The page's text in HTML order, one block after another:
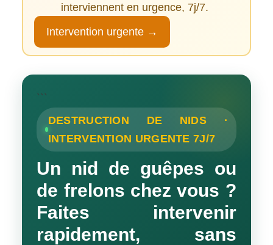
interviennent en urgence, 7j/7.
Intervention urgente →
```
DESTRUCTION DE NIDS ·
INTERVENTION URGENTE 7J/7
Un nid de guêpes ou
de frelons chez vous ?
Faites intervenir
rapidement, sans